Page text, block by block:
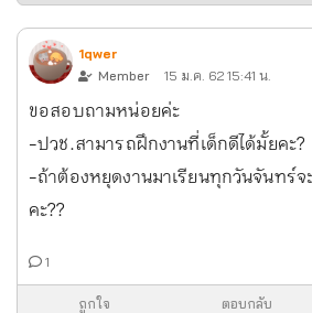
1qwer
Member
15 ม.ค. 62 15:41 น.
ขอสอบถามหน่อยค่ะ
-ปวช.สามารถฝึกงานที่เด็กดีได้มั้ยคะ?
-ถ้าต้องหยุดงานมาเรียนทุกวันจันทร์
คะ??
1
ถูกใจ ตอบกลับ